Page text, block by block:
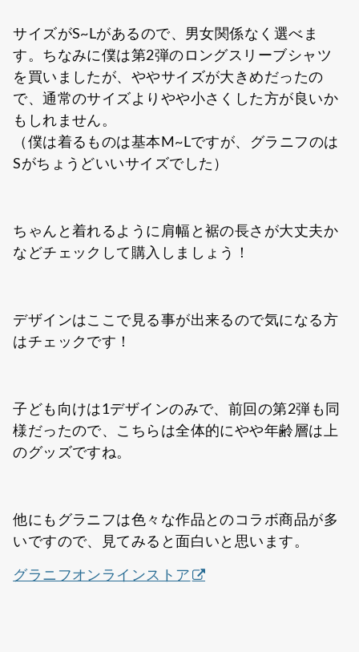
サイズがS~Lがあるので、男女関係なく選べま
す。ちなみに僕は第2弾のロングスリーブシャツ
を買いましたが、ややサイズが大きめだったの
で、通常のサイズよりやや小さくした方が良いか
もしれません。
（僕は着るものは基本M~Lですが、グラニフのは
Sがちょうどいいサイズでした）
ちゃんと着れるように肩幅と裾の長さが大丈夫か
などチェックして購入しましょう！
デザインはここで見る事が出来るので気になる方
はチェックです！
子ども向けは1デザインのみで、前回の第2弾も同
様だったので、こちらは全体的にやや年齢層は上
のグッズですね。
他にもグラニフは色々な作品とのコラボ商品が多
いですので、見てみると面白いと思います。
グラニフオンラインストア